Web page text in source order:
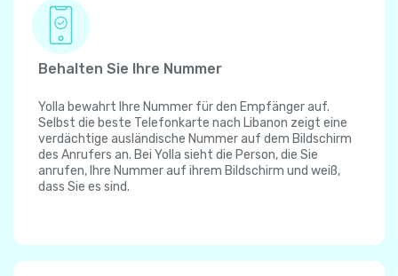
Behalten Sie Ihre Nummer
Yolla bewahrt Ihre Nummer für den Empfänger auf.
Selbst die beste Telefonkarte nach Libanon zeigt eine
verdächtige ausländische Nummer auf dem Bildschirm
des Anrufers an. Bei Yolla sieht die Person, die Sie
anrufen, Ihre Nummer auf ihrem Bildschirm und weiß,
dass Sie es sind.